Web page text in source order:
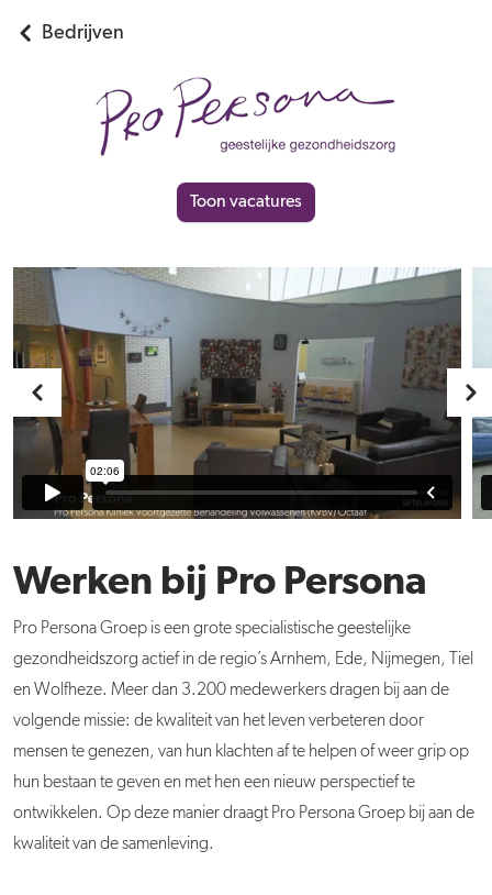
Bedrijven
Toon vacatures
Werken bij Pro Persona
Pro Persona Groep is een grote specialistische geestelijke
gezondheidszorg actief in de regio’s Arnhem, Ede, Nijmegen, Tiel
en Wolfheze. Meer dan 3.200 medewerkers dragen bij aan de
volgende missie: de kwaliteit van het leven verbeteren door
mensen te genezen, van hun klachten af te helpen of weer grip op
hun bestaan te geven en met hen een nieuw perspectief te
ontwikkelen. Op deze manier draagt Pro Persona Groep bij aan de
kwaliteit van de samenleving.